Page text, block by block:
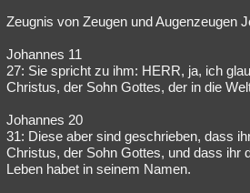
Zeugnis von Zeugen und Augenzeugen
Johannes 11
27: Sie spricht zu ihm: HERR, ja, ich
Christus, der Sohn Gottes, der in die
Johannes 20
31: Diese aber sind geschrieben, dass
Christus, der Sohn Gottes, und dass ihr
Leben habet in seinem Namen.